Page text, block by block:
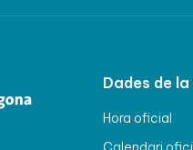
Dades de la
Hora oficial